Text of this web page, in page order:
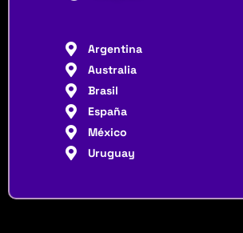
Argentina
Australia
Brasil
España
México
Uruguay